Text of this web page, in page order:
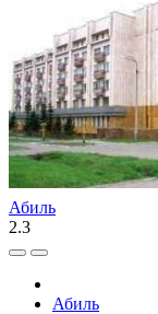
Абиль
2.3
Абиль